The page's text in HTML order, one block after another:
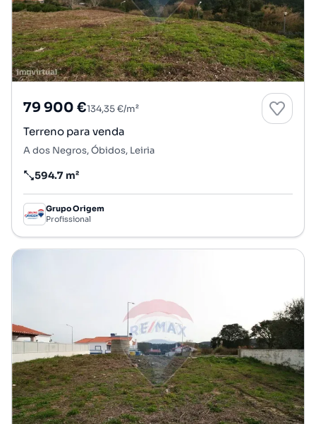
79 900 €134,35 €/m²
Terreno para venda
A dos Negros, Óbidos, Leiria
Preço por metro quadrado
594.7 m²
Grupo Origem
Profissional